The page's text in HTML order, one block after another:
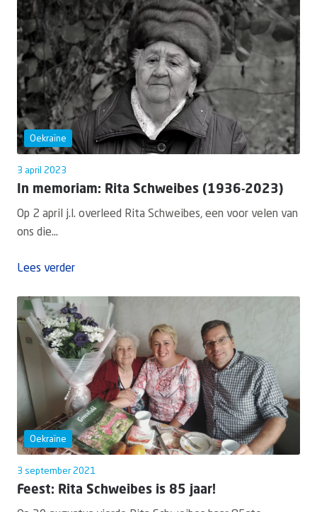
Oekraïne
3 april 2023
In memoriam: Rita Schweibes (1936-2023)
Op 2 april j.l. overleed Rita Schweibes, een voor velen van
ons die...
Lees verder
Oekraïne
3 september 2021
Feest: Rita Schweibes is 85 jaar!